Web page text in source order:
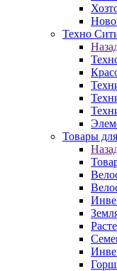
Техно
Товары